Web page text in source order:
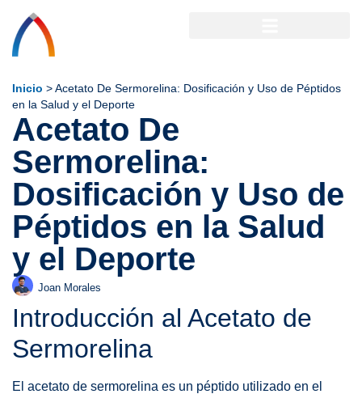
Inicio > Acetato De Sermorelina: Dosificación y Uso de Péptidos
en la Salud y el Deporte
Acetato De
Sermorelina:
Dosificación y Uso de
Péptidos en la Salud
y el Deporte
Joan Morales
Introducción al Acetato de
Sermorelina
El acetato de sermorelina es un péptido utilizado en el